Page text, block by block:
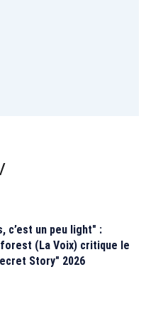
c’est un peu light" :
(La Voix) critique le
Story" 2026